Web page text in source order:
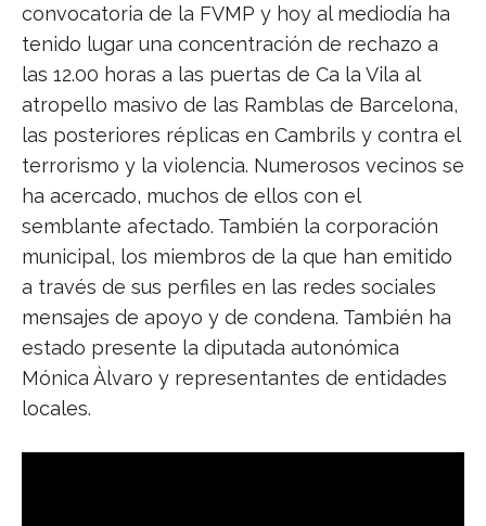
convocatoria de la FVMP y hoy al mediodía ha
tenido lugar una concentración de rechazo a
las 12.00 horas a las puertas de Ca la Vila al
atropello masivo de las Ramblas de Barcelona,
las posteriores réplicas en Cambrils y contra el
terrorismo y la violencia. Numerosos vecinos se
ha acercado, muchos de ellos con el
semblante afectado. También la corporación
municipal, los miembros de la que han emitido
a través de sus perfiles en las redes sociales
mensajes de apoyo y de condena. También ha
estado presente la diputada autonómica
Mónica Àlvaro y representantes de entidades
locales.